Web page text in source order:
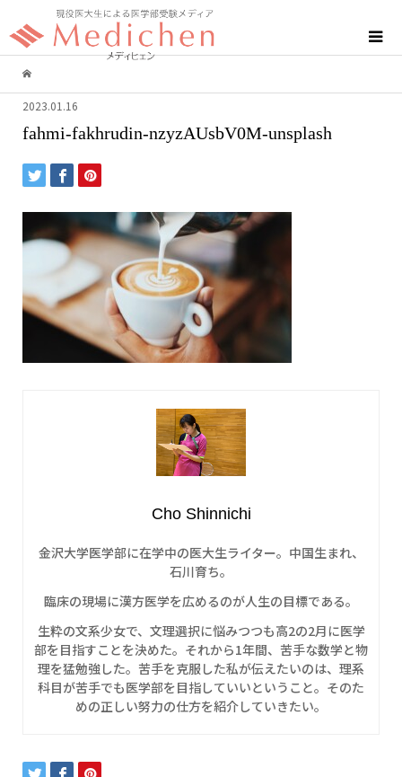
2023.01.16
fahmi-fakhrudin-nzyzAUsbV0M-unsplash
Cho Shinnichi
金沢大学医学部に在学中の医大生ライター。中国生まれ、
石川育ち。
臨床の現場に漢方医学を広めるのが人生の目標である。
生粋の文系少女で、文理選択に悩みつつも高2の2月に医学
部を目指すことを決めた。それから1年間、苦手な数学と物
理を猛勉強した。苦手を克服した私が伝えたいのは、理系
科目が苦手でも医学部を目指していいということ。そのた
めの正しい努力の仕方を紹介していきたい。